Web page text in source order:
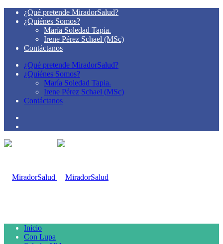
¿Qué pretende MiradorSalud?
¿Quiénes Somos?
María Soledad Tapia.
Irene Pérez Schael (MSc)
Contáctanos
¿Qué pretende MiradorSalud?
¿Quiénes Somos?
María Soledad Tapia.
Irene Pérez Schael (MSc)
Contáctanos
Inicio
Con Lupa